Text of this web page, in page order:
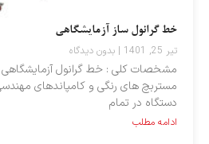
خط گرانول ساز آزمایشگاهی
تیر 25, 1401 بدون دیدگاه
مشخصات کلی : خط گرانول
مستربچ های رنگی و کامپاندهای
دستگاه در تمام
ادامه مطلب